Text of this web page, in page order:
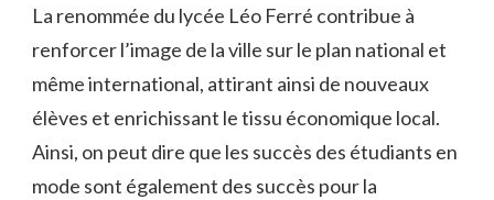
La renommée du lycée Léo Ferré contribue à
renforcer l’image de la ville sur le plan national et
même international, attirant ainsi de nouveaux
élèves et enrichissant le tissu économique local.
Ainsi, on peut dire que les succès des étudiants en
mode sont également des succès pour la